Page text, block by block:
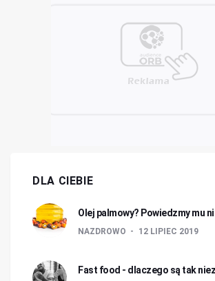
DLA CIEBIE
Olej palmowy? Powiedzmy mu
NAZDROWO 12 LIPIEC 2019
Fast food - dlaczego są tak